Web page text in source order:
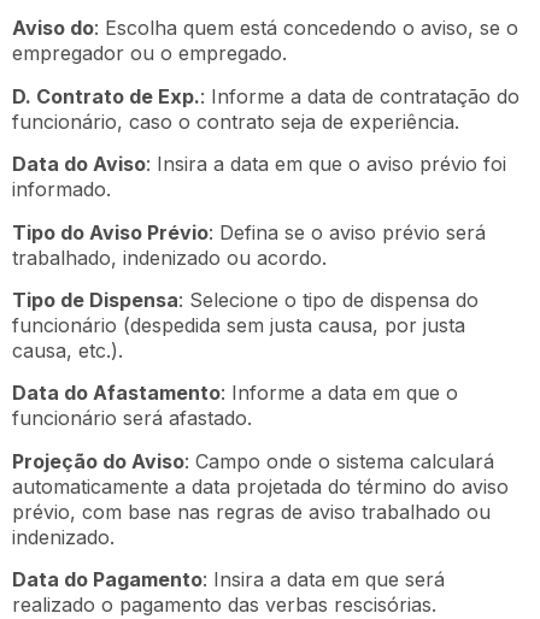
Aviso do: Escolha quem está concedendo o aviso, se o
empregador ou o empregado.
D. Contrato de Exp.: Informe a data de contratação do
funcionário, caso o contrato seja de experiência.
Data do Aviso: Insira a data em que o aviso prévio foi
informado.
Tipo do Aviso Prévio: Defina se o aviso prévio será
trabalhado, indenizado ou acordo.
Tipo de Dispensa: Selecione o tipo de dispensa do
funcionário (despedida sem justa causa, por justa
causa, etc.).
Data do Afastamento: Informe a data em que o
funcionário será afastado.
Projeção do Aviso: Campo onde o sistema calculará
automaticamente a data projetada do término do aviso
prévio, com base nas regras de aviso trabalhado ou
indenizado.
Data do Pagamento: Insira a data em que será
realizado o pagamento das verbas rescisórias.